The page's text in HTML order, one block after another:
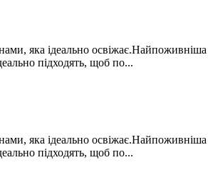
яка ідеально освіжає.Найпоживніша
підходять, щоб по...
яка ідеально освіжає.Найпоживніша
підходять, щоб по...